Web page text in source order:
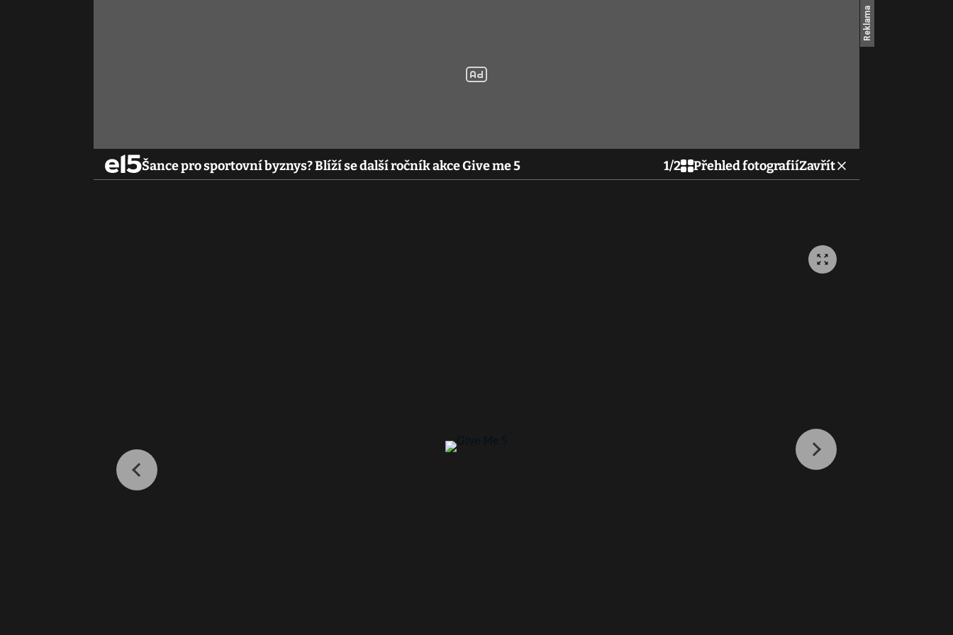
Šance pro sportovní byznys? Blíží se další ročník akce Give me 5 1/2 Přehled fotografiíZavřít